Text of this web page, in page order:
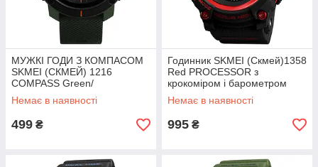
МУЖКІ ГОДИ З КОМПАСОМ
SKMEI (СКМЕЙ) 1216
COMPASS Green/
Немає в наявності
499 ₴
Годинник SKMEI (Скмей)1358
Red PROCESSOR з
крокоміром і барометром
Немає в наявності
995 ₴